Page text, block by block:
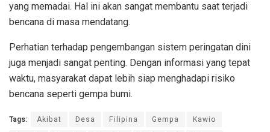
yang memadai. Hal ini akan sangat membantu saat terjadi
bencana di masa mendatang.
Perhatian terhadap pengembangan sistem peringatan dini
juga menjadi sangat penting. Dengan informasi yang tepat
waktu, masyarakat dapat lebih siap menghadapi risiko
bencana seperti gempa bumi.
Tags: Akibat Desa Filipina Gempa
Kawio